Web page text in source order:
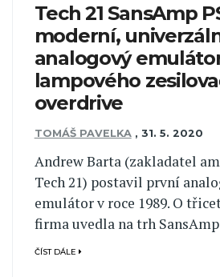
Tech 21 SansAmp
moderní,
analogový
lampového
overdrive
TOMÁŠ PAVELKA , 31. 5. 2020
Andrew Barta (zakladatel
Tech 21) postavil první
emulátor v roce 1989. O
firma uvedla na trh SansAmp
ČÍST DÁLE